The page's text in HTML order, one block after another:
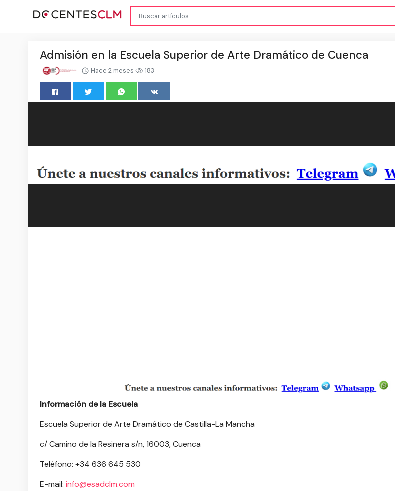
Admisión en la Escuela Superior de Arte Dramático de Cuenca
Hace 2 meses 183
Información de la Escuela
Escuela Superior de Arte Dramático de Castilla-La Mancha
c/ Camino de la Resinera s/n, 16003, Cuenca
Teléfono: +34 636 645 530
E-mail: info@esadclm.com